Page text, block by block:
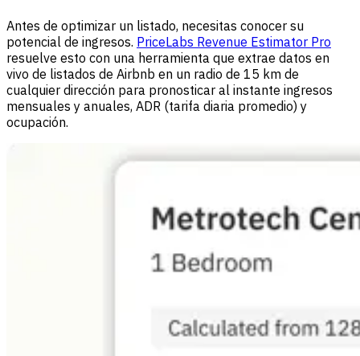
Antes de optimizar un listado, necesitas conocer su
potencial de ingresos. PriceLabs Revenue Estimator Pro
resuelve esto con una herramienta que extrae datos en
vivo de listados de Airbnb en un radio de 15 km de
cualquier dirección para pronosticar al instante ingresos
mensuales y anuales, ADR (tarifa diaria promedio) y
ocupación.